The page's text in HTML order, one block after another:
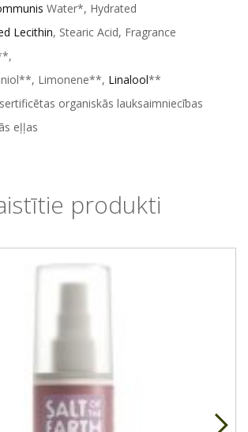
Water*, Hydrated
Lecithin, Stearic Acid, Fragrance
Limonene**, Linalool**
organiskās lauksaimniecības
eļļas
produkti